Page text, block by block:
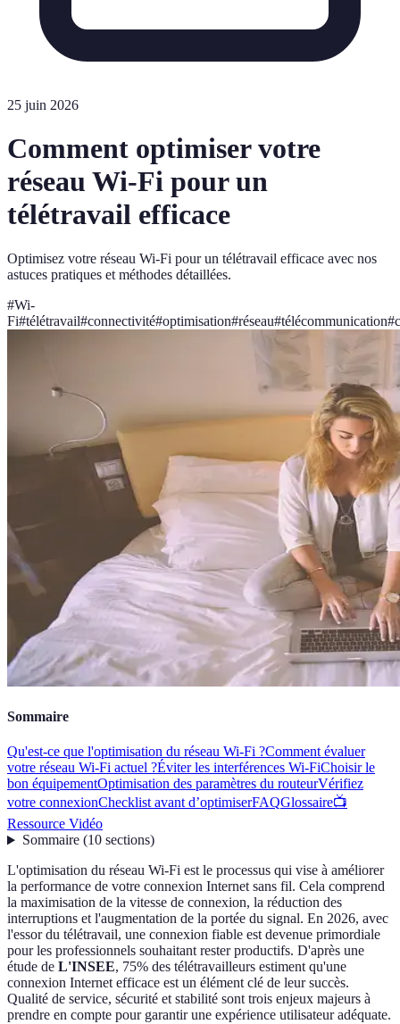
25 juin 2026
Comment optimiser votre
réseau Wi-Fi pour un
télétravail efficace
Optimisez votre réseau Wi-Fi pour un télétravail efficace avec nos
astuces pratiques et méthodes détaillées.
#Wi-
Fi#télétravail#connectivité#optimisation#réseau#télécommunication#
Sommaire
Qu'est-ce que l'optimisation du réseau Wi-Fi ?Comment évaluer
votre réseau Wi-Fi actuel ?Éviter les interférences Wi-FiChoisir le
bon équipementOptimisation des paramètres du routeurVérifiez
votre connexionChecklist avant d’optimiserFAQGlossaire📺
Ressource Vidéo
Sommaire(10 sections)
L'optimisation du réseau Wi-Fi est le processus qui vise à améliorer
la performance de votre connexion Internet sans fil. Cela comprend
la maximisation de la vitesse de connexion, la réduction des
interruptions et l'augmentation de la portée du signal. En 2026, avec
l'essor du télétravail, une connexion fiable est devenue primordiale
pour les professionnels souhaitant rester productifs. D'après une
étude de L'INSEE, 75% des télétravailleurs estiment qu'une
connexion Internet efficace est un élément clé de leur succès.
Qualité de service, sécurité et stabilité sont trois enjeux majeurs à
prendre en compte pour garantir une expérience utilisateur adéquate.